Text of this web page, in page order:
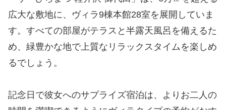
広大な敷地に、ヴィラ9棟本館28室を展開していま
す。すべての部屋がテラスと半露天風呂を備えるた
め、緑豊かな地で上質なリラックスタイムを楽しめ
るでしょう。
記念日で彼女へのサプライズ宿泊は、よりお二人の